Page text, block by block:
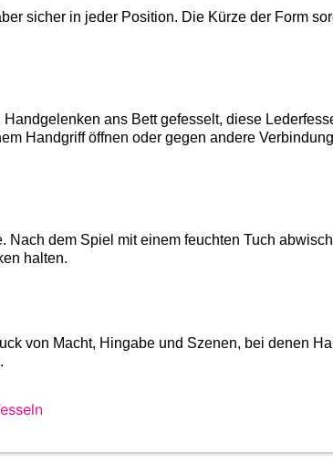
sicher in jeder Position. Die Kürze der Form
ans Bett gefesselt, diese
Handgriff öffnen oder gegen andere
dem Spiel mit einem feuchten Tuch
halten.
von Macht, Hingabe und Szenen, bei denen